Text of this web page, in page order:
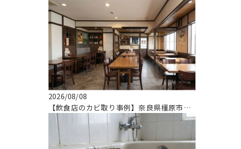
2026/08/08
【飲食店のカビ取り事例】奈良県橿原市でのMIST工法による解決実績